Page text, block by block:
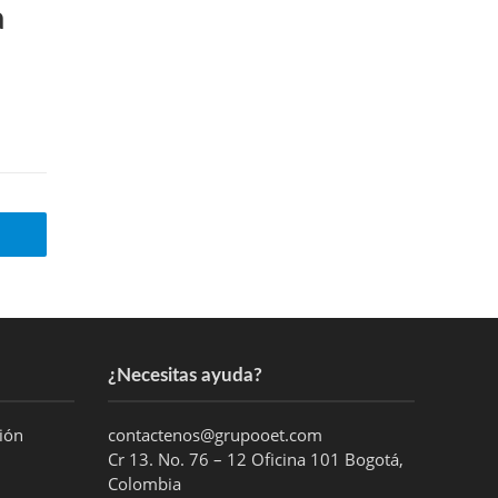
¿Necesitas ayuda?
contactenos@grupooet.com
Cr 13. No. 76 – 12 Oficina 101 Bogotá,
Colombia